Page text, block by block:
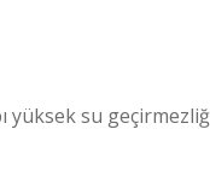
yüksek su